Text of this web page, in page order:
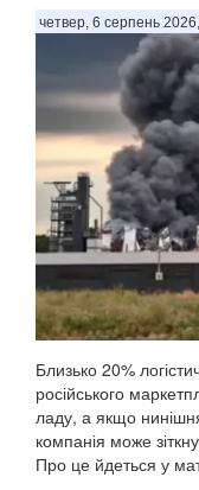
четвер, 6 серпень
Близько 20%
російського
ладу, а якщо
компанія може
Про це йдеться у